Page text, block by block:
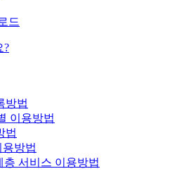
드
?
방법
이용방법
법
방법
층 서비스 이용방법